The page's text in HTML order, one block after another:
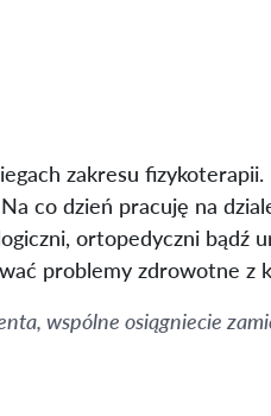
zakresu fizykoterapii.
co dzień pracuję na
ortopedyczni bądź
problemy zdrowotne z
wspólne osiągniecie